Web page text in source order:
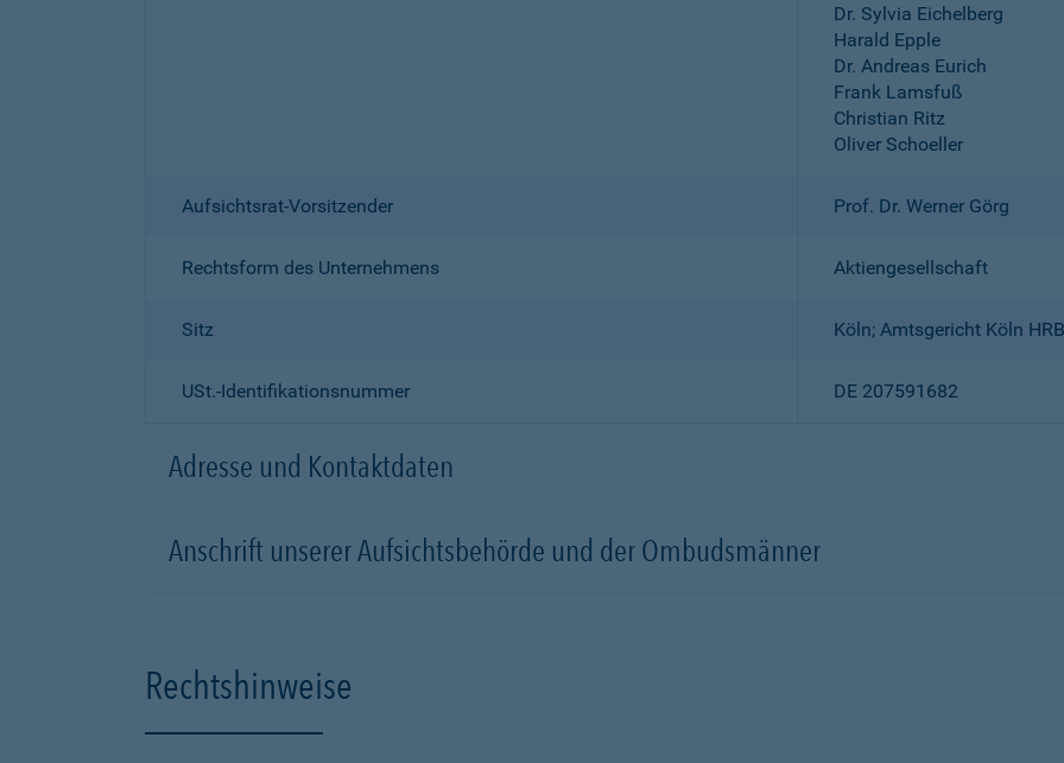
Dr. Sylvia Eichelberg
Harald Epple
Dr. Andreas Eurich
Frank Lamsfuß
Christian Ritz
Oliver Schoeller
Aufsichtsrat-Vorsitzender Prof. Dr. Werner Görg
Rechtsform des Unternehmens Aktiengesellschaft
Sitz Köln; Amtsgericht Köln
USt.-Identifikationsnummer DE 207591682
Adresse und Kontaktdaten
Anschrift unserer Aufsichtsbehörde und der Ombudsmänner
Rechtshinweise